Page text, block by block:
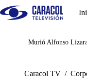
Juegos
Murió Alfonso
Caracol TV /